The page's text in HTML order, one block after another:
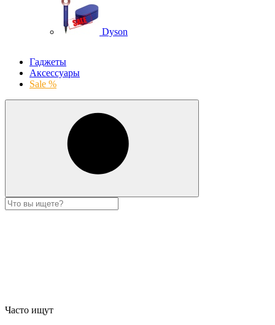
Dyson
Гаджеты
Аксессуары
Sale %
Часто ищут